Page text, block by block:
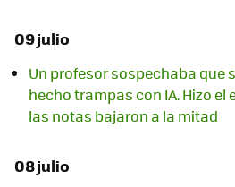
09 julio
Un profesor sospechaba que
hecho trampas con IA. Hizo el
las notas bajaron a la mitad
08 julio